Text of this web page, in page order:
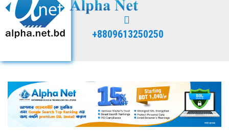
+8809613250250